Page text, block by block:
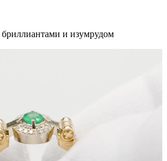
бриллиантами и изумрудом